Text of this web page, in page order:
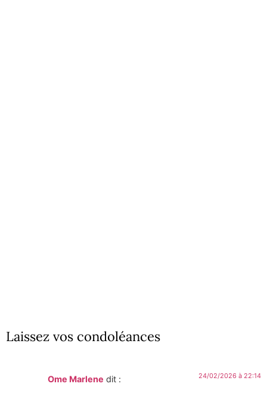
Laissez vos condoléances
Ome Marlene dit : 24/02/2026 à 22:14